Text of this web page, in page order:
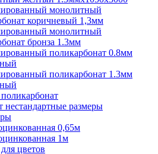
монолитный
коричневый 1,3мм
монолитный
бронза 1.3мм
поликарбонат 0.8мм
поликарбонат 1.3мм
нестандартные размеры
0,65м
1м
цветов